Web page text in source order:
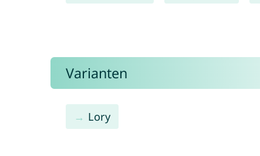
Varianten
Lory